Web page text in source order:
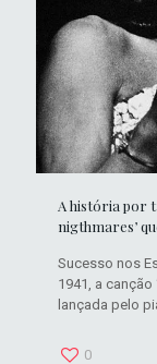
A história por
nigthmares’
Sucesso nos
1941, a canção
lançada pelo
0